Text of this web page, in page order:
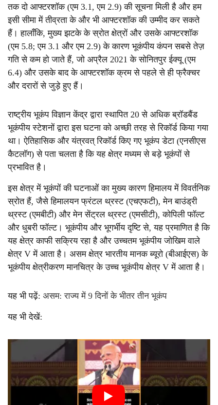
तक दो आफ्टरशॉक (एम 3.1, एम 2.9) की सूचना मिली है और हम
इसी सीमा में तीव्रता के और भी आफ्टरशॉक की उम्मीद कर सकते
हैं। हालाँकि, मुख्य झटके के स्रोत क्षेत्रों और उसके आफ्टरशॉक
(एम 5.8; एम 3.1 और एम 2.9) के कारण भूकंपीय कंपन सबसे तेज़
गति से कम हो जाते हैं, जो अप्रैल 2021 के सोनितपुर ईक्यू (एम
6.4) और उसके बाद के आफ्टरशॉक क्रम से पहले से ही फ्रैक्चर
और दरारों से जुड़े हुए हैं।
राष्ट्रीय भूकंप विज्ञान केंद्र द्वारा स्थापित 20 से अधिक ब्रॉडबैंड
भूकंपीय स्टेशनों द्वारा इस घटना को अच्छी तरह से रिकॉर्ड किया गया
था। ऐतिहासिक और यंत्रवत् रिकॉर्ड किए गए भूकंप डेटा (एनसीएस
कैटलॉग) से पता चलता है कि यह क्षेत्र मध्यम से बड़े भूकंपों से
प्रभावित है।
इस क्षेत्र में भूकंपों की घटनाओं का मुख्य कारण हिमालय में विवर्तनिक
स्रोत हैं, जैसे हिमालयन फ्रंटल थ्रस्ट (एचएफटी), मेन बाउंड्री
थ्रस्ट (एमबीटी) और मेन सेंट्रल थ्रस्ट (एमसीटी), कोपिली फॉल्ट
और धुबरी फॉल्ट। भूकंपीय और भूगर्भीय दृष्टि से, यह प्रमाणित है कि
यह क्षेत्र काफी सक्रिय रहा है और उच्चतम भूकंपीय जोखिम वाले
क्षेत्र V में आता है। असम क्षेत्र भारतीय मानक ब्यूरो (बीआईएस) के
भूकंपीय क्षेत्रीकरण मानचित्र के उच्च भूकंपीय क्षेत्र V में आता है।
यह भी पढ़ें: असम: राज्य में 9 दिनों के भीतर तीन भूकंप
यह भी देखें: